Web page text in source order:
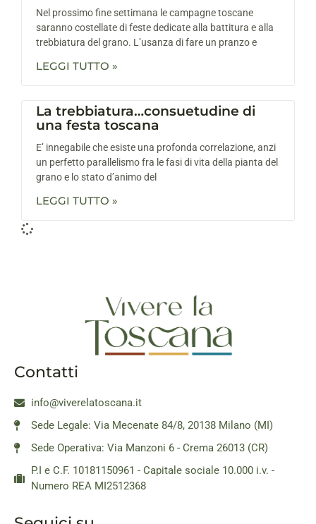
Nel prossimo fine settimana le campagne toscane
saranno costellate di feste dedicate alla battitura e alla
trebbiatura del grano. L’usanza di fare un pranzo e
LEGGI TUTTO »
La trebbiatura…consuetudine di
una festa toscana
E’ innegabile che esiste una profonda correlazione, anzi
un perfetto parallelismo fra le fasi di vita della pianta del
grano e lo stato d’animo del
LEGGI TUTTO »
Contatti
info@viverelatoscana.it
Sede Legale: Via Mecenate 84/8, 20138 Milano (MI)
Sede Operativa: Via Manzoni 6 - Crema 26013 (CR)
P.I e C.F. 10181150961 - Capitale sociale 10.000 i.v. -
Numero REA MI2512368